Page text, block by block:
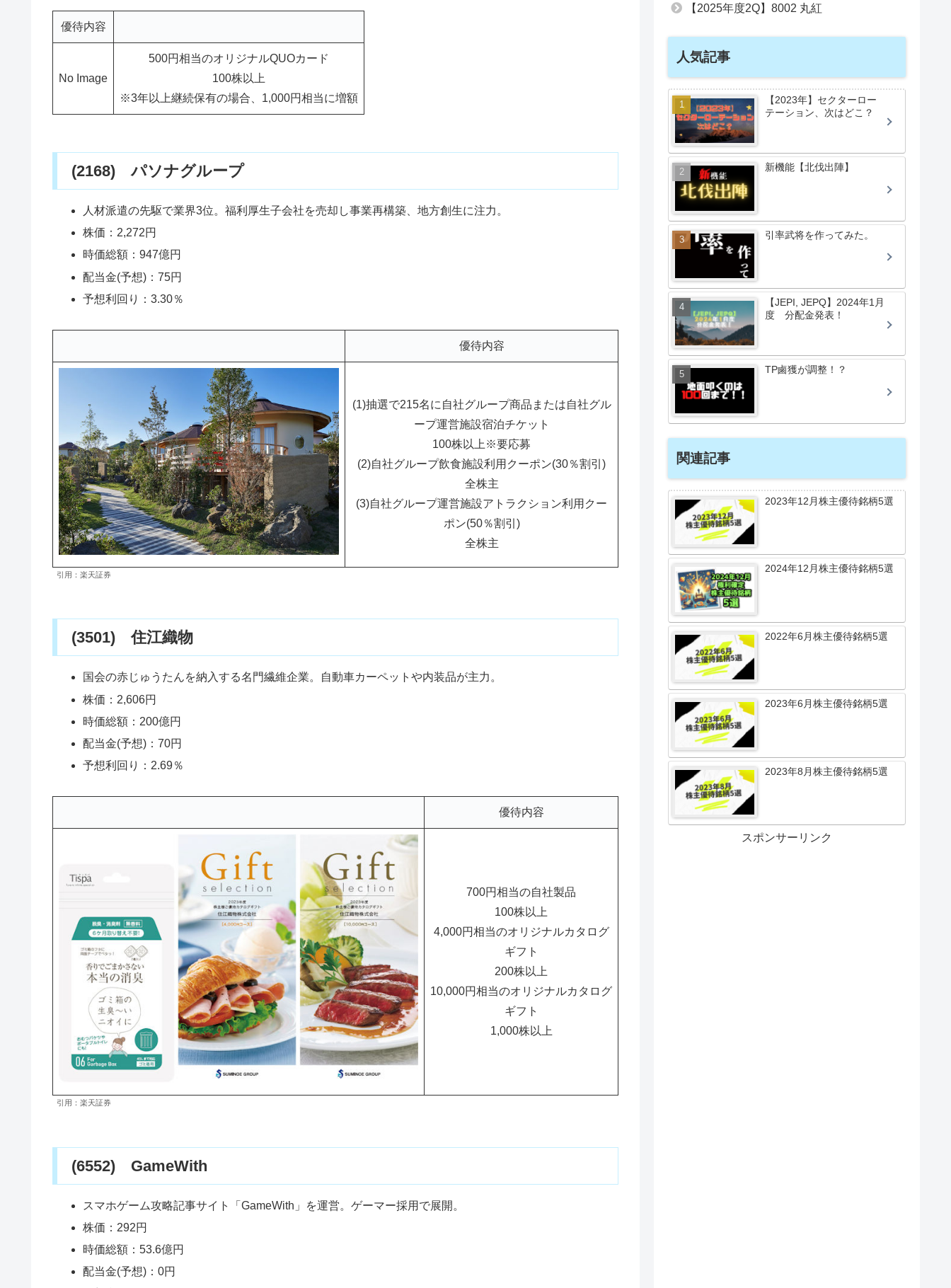
優待内容
No Image
500円相当のオリジナルQUOカード
100株以上
※3年以上継続保有の場合、1,000円相当に増額
(2168) パソナグループ
人材派遣の先駆で業界3位。福利厚生子会社を売却し事業再構築、地方創生に注力。
株価：2,272円
時価総額：947億円
配当金(予想)：75円
予想利回り：3.30％
優待内容
(1)抽選で215名に自社グループ商品または自社グル
ープ運営施設宿泊チケット
100株以上※要応募
(2)自社グループ飲食施設利用クーポン(30％割引)
全株主
(3)自社グループ運営施設アトラクション利用クー
ポン(50％割引)
全株主
引用：楽天証券
(3501) 住江織物
国会の赤じゅうたんを納入する名門繊維企業。自動車カーペットや内装品が主力。
株価：2,606円
時価総額：200億円
配当金(予想)：70円
予想利回り：2.69％
優待内容
700円相当の自社製品
100株以上
4,000円相当のオリジナルカタログ
ギフト
200株以上
10,000円相当のオリジナルカタログ
ギフト
1,000株以上
引用：楽天証券
(6552) GameWith
スマホゲーム攻略記事サイト「GameWith」を運営。ゲーマー採用で展開。
株価：292円
時価総額：53.6億円
配当金(予想)：0円
【2025年度2Q】8002 丸紅
人気記事
【2023年】セクターロー
テーション、次はどこ？
新機能【北伐出陣】
引率武将を作ってみた。
【JEPI, JEPQ】2024年1月
度 分配金発表！
TP鹵獲が調整！？
関連記事
2023年12月株主優待銘柄5選
2024年12月株主優待銘柄5選
2022年6月株主優待銘柄5選
2023年6月株主優待銘柄5選
2023年8月株主優待銘柄5選
スポンサーリンク